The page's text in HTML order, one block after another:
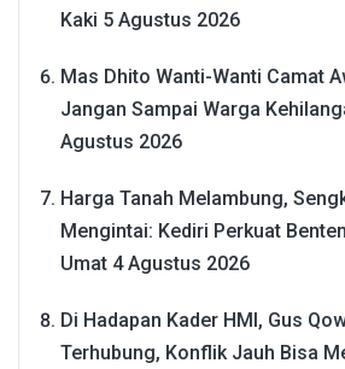
Kaki 5 Agustus 2026
Mas Dhito Wanti-Wanti Camat
Jangan Sampai Warga
Agustus 2026
Harga Tanah Melambung,
Mengintai: Kediri Perkuat
Umat 4 Agustus 2026
Di Hadapan Kader HMI, Gus
Terhubung, Konflik Jauh Bisa